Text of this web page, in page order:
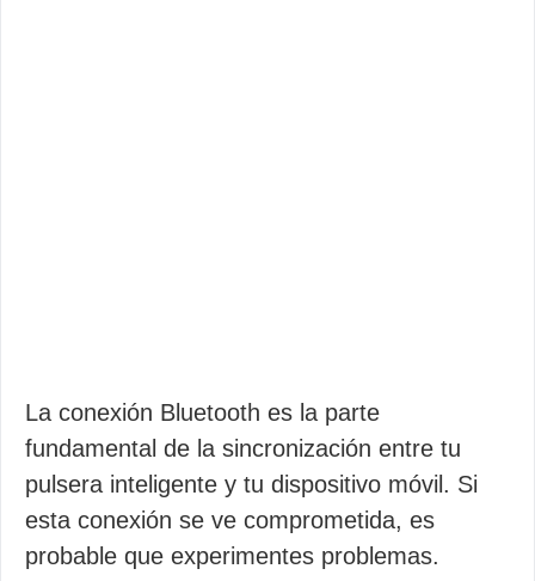
La conexión Bluetooth es la parte
fundamental de la sincronización entre tu
pulsera inteligente y tu dispositivo móvil. Si
esta conexión se ve comprometida, es
probable que experimentes problemas.